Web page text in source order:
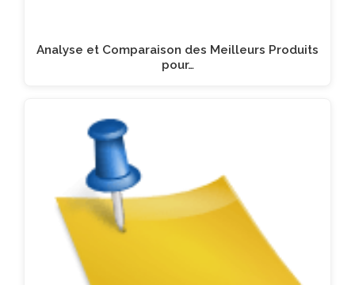
Analyse et Comparaison des Meilleurs Produits
pour…